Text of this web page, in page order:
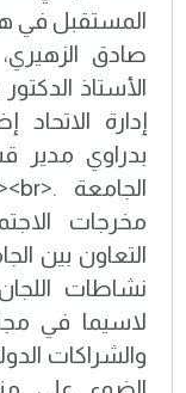
المستقبل في
صادق
الأستاذ
إدارة
بدراوي مدير
مخرجات
التعاون بين
نشاطات
لاسيما في
والشراكات